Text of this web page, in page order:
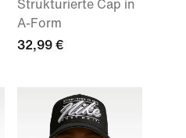
Strukturierte Cap in
A-Form
32,99 €